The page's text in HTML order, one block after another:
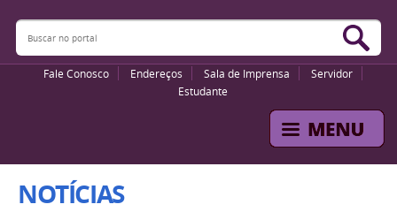
Buscar no portal
Fale Conosco Endereços Sala de Imprensa
Servidor
Estudante
NOTÍCIAS